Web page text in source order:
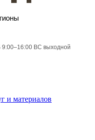
ВС выходной
и материалов